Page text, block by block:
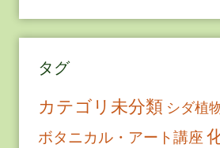
タグ
カテゴリ未分類 シダ植
ボタニカル・アート講座